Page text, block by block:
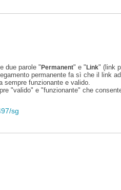
due parole "Permanent" e "Link" (link
permanente fa sì che il link
sempre funzionante e valido.
"valido" e "funzionante" che
sg